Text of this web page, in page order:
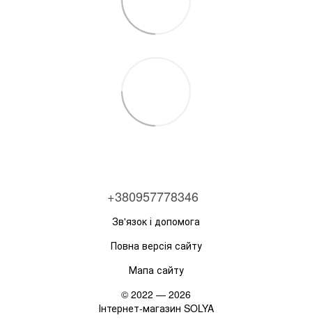
+380957778346
Зв'язок і допомога
Повна версія сайту
Мапа сайту
© 2022 — 2026
Інтернет-магазин SOLYA